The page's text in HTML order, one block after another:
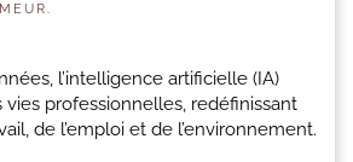
.
l’intelligence artificielle (IA)
vies professionnelles, redéfinissant
de l’emploi et de l’environnement.